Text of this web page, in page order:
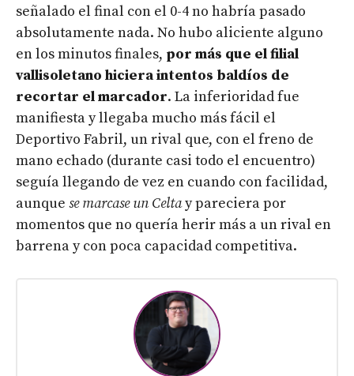
señalado el final con el 0-4 no habría pasado
absolutamente nada. No hubo aliciente alguno
en los minutos finales, por más que el filial
vallisoletano hiciera intentos baldíos de
recortar el marcador. La inferioridad fue
manifiesta y llegaba mucho más fácil el
Deportivo Fabril, un rival que, con el freno de
mano echado (durante casi todo el encuentro)
seguía llegando de vez en cuando con facilidad,
aunque se marcase un Celtay pareciera por
momentos que no quería herir más a un rival en
barrena y con poca capacidad competitiva.